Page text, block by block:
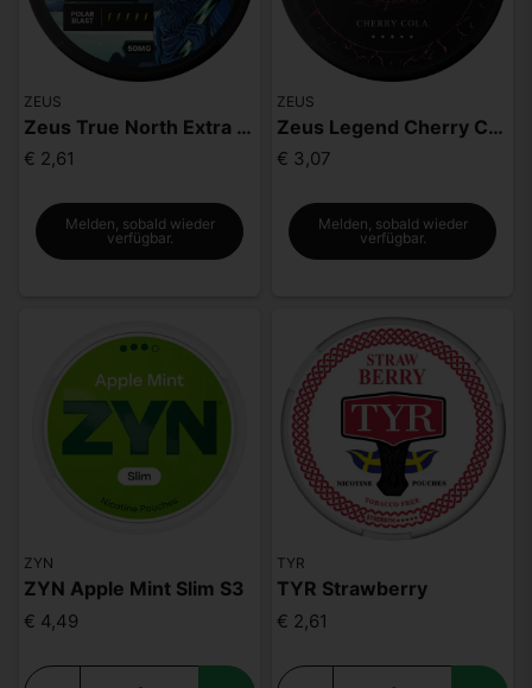
ZEUS
Zeus True North Extra Strong
€ 2,61
Melden, sobald wieder
verfügbar.
ZEUS
Zeus Legend Cherry Cola Mighty Strong
€ 3,07
Melden, sobald wieder
verfügbar.
ZYN
ZYN Apple Mint Slim S3
€ 4,49
TYR
TYR Strawberry
€ 2,61